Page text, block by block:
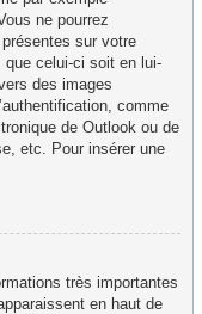
ne pourrez
sur votre
que celui-ci soit en lui-
des images
comme
de Outlook ou de
etc. Pour insérer une
très importantes
en haut de